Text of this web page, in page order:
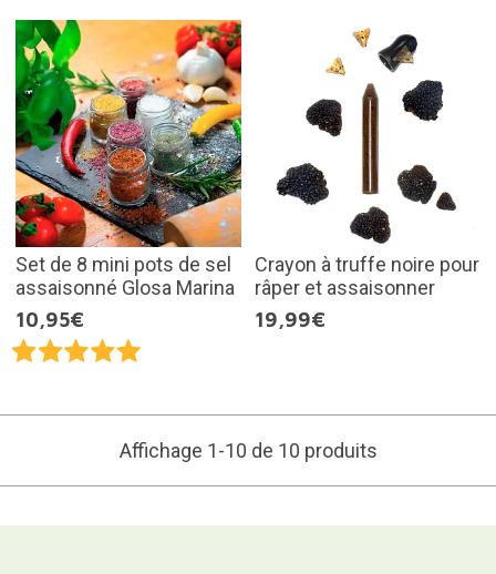
Set de 8 mini pots de sel
assaisonné Glosa Marina
10,95€
Crayon à truffe noire pour
râper et assaisonner
19,99€
Affichage 1-10 de 10 produits